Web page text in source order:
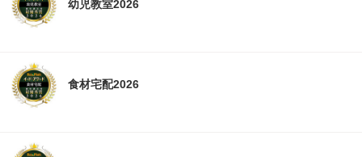
幼児教室2026
食材宅配2026